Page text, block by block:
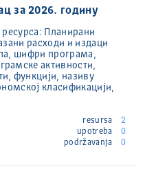
за 2026. годину
ресурса: Планирани
расходи и издаци
шифри програма,
активности,
функцији, називу
класификацији,
resursa
2
upotreba
0
podržavanja
0